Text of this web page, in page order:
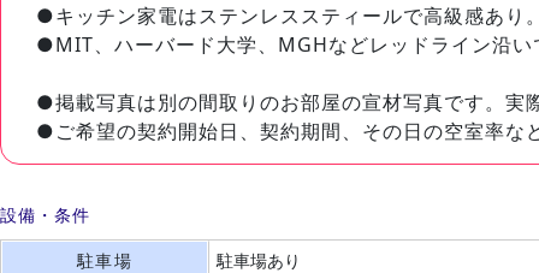
●キッチン家電はステンレススティールで高級感あり
●MIT、ハーバード大学、MGHなどレッドライン沿
●掲載写真は別の間取りのお部屋の宣材写真です。実
●ご希望の契約開始日、契約期間、その日の空室率な
設備・条件
駐車場
駐車場あり